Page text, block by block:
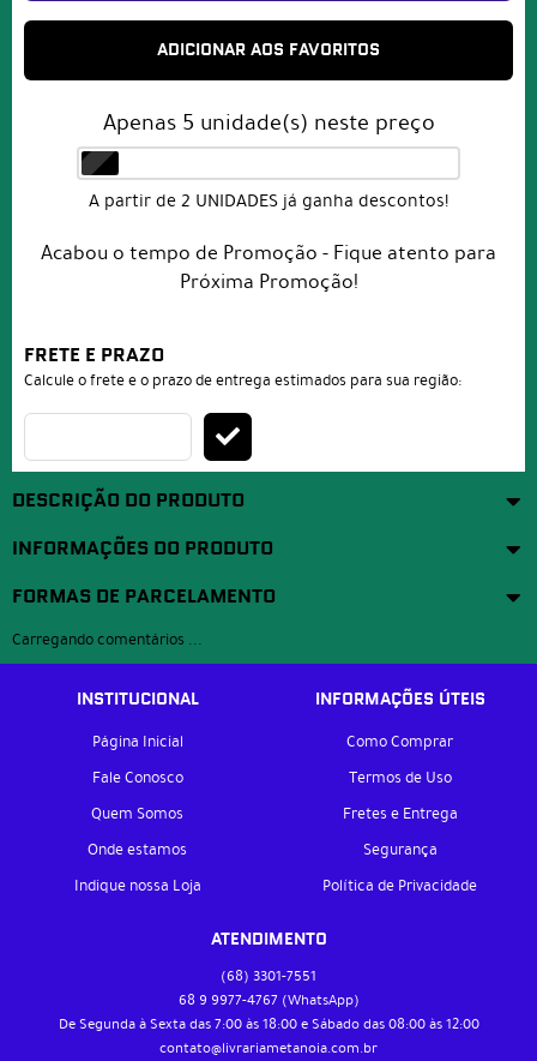
ADICIONAR AOS FAVORITOS
Apenas 5 unidade(s) neste preço
A partir de 2 UNIDADES já ganha descontos!
Acabou o tempo de Promoção - Fique atento para
Próxima Promoção!
FRETE E PRAZO
Calcule o frete e o prazo de entrega estimados para sua região:
DESCRIÇÃO DO PRODUTO
INFORMAÇÕES DO PRODUTO
FORMAS DE PARCELAMENTO
Carregando comentários ...
INSTITUCIONAL
Página Inicial
Fale Conosco
Quem Somos
Onde estamos
Indique nossa Loja
INFORMAÇÕES ÚTEIS
Como Comprar
Termos de Uso
Fretes e Entrega
Segurança
Política de Privacidade
ATENDIMENTO
(68) 3301-7551
68 9 9977-4767 (WhatsApp)
De Segunda à Sexta das 7:00 às 18:00 e Sábado das 08:00 às 12:00
contato@livrariametanoia.com.br